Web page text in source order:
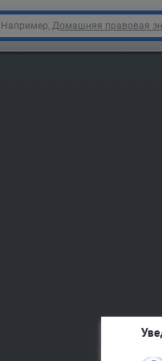
Например, Домашняя правовая